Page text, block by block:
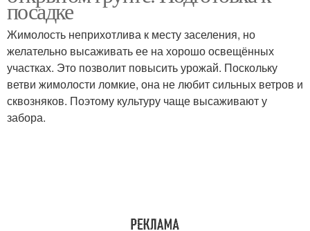
Жимолости в августе
Жимолости по лунному
календарю
посадке
Жимолость неприхотлива к месту заселения, но
желательно высаживать ее на хорошо освещённых
участках. Это позволит повысить урожай. Поскольку
ветви жимолости ломкие, она не любит сильных ветров и
сквозняков. Поэтому культуру чаще высаживают у
забора.